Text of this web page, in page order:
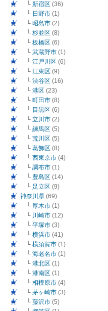
└ 新宿区 (36)
└ 日野市 (1)
└ 昭島市 (2)
└ 杉並区 (8)
└ 板橋区 (6)
└ 武蔵野市 (1)
└ 江戸川区 (6)
└ 江東区 (9)
└ 渋谷区 (16)
└ 港区 (23)
└ 町田市 (8)
└ 目黒区 (6)
└ 立川市 (2)
└ 練馬区 (5)
└ 荒川区 (5)
└ 葛飾区 (8)
└ 西東京市 (4)
└ 調布市 (1)
└ 豊島区 (14)
└ 足立区 (9)
神奈川県 (69)
└ 厚木市 (1)
└ 川崎市 (12)
└ 平塚市 (3)
└ 横浜市 (41)
└ 横須賀市 (1)
└ 海老名市 (1)
└ 港北区 (1)
└ 港南区 (1)
└ 相模原市 (4)
└ 茅ヶ崎市 (3)
└ 藤沢市 (5)